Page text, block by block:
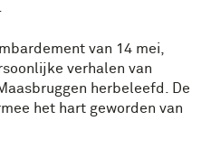
van 14 mei,
verhalen van
herbeleefd. De
het hart geworden van